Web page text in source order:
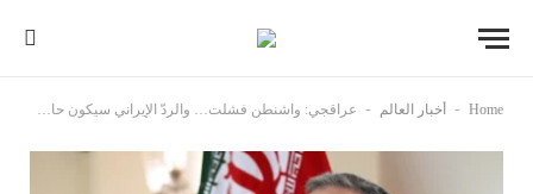
Home
- أخبار العالم - عراقجي: واشنطن فشلت… والردّ الإيراني سيكون حاسماً